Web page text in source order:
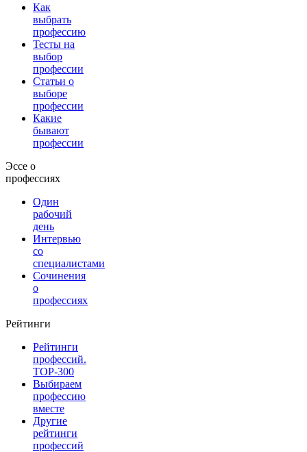
Как
выбрать
профессию
Тесты на
выбор
профессии
Статьи о
выборе
профессии
Какие
бывают
профессии
Эссе о
профессиях
Один
рабочий
день
Интервью
со
специалистами
Сочинения
о
профессиях
Рейтинги
Рейтинги
профессий.
TOP-300
Выбираем
профессию
вместе
Другие
рейтинги
профессий